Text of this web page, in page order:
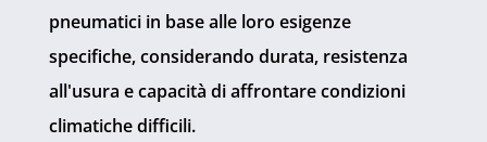
pneumatici in base alle loro esigenze
specifiche, considerando durata, resistenza
all'usura e capacità di affrontare condizioni
climatiche difficili.